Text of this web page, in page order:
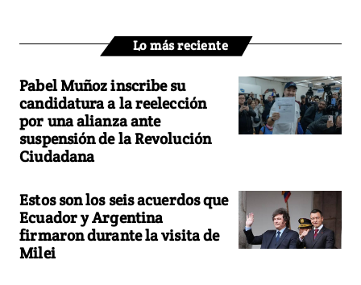
Lo más reciente
Pabel Muñoz inscribe su
candidatura a la reelección
por una alianza ante
suspensión de la Revolución
Ciudadana
Estos son los seis acuerdos que
Ecuador y Argentina
firmaron durante la visita de
Milei